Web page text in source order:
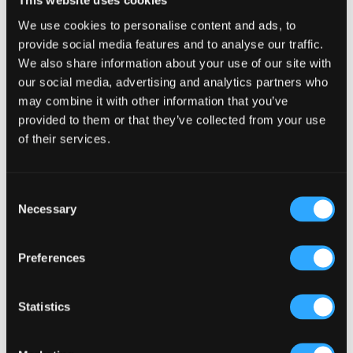
We use cookies to personalise content and ads, to
provide social media features and to analyse our traffic.
We also share information about your use of our site with
our social media, advertising and analytics partners who
may combine it with other information that you’ve
provided to them or that they’ve collected from your use
of their services.
Selection
Necessary
Preferences
Statistics
Qu’est-ce qui distingue un pub moyen d’un pub vraiment
performant à Atlanta ? Atlanta est une ville pleine
d’énergie. Les gens aiment sortir ici. Ils apprécient la
bonne cuisine, les bons verres et les lieux agréables où
passer du temps. Mais tous les pubs ne...